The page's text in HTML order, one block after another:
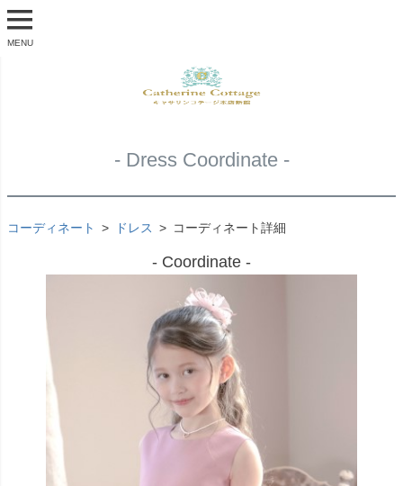
MENU
- Dress Coordinate -
コーディネート ドレス コーディネート詳細
- Coordinate -